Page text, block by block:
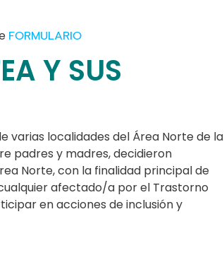
FORMULARIO
Y SUS
varias localidades del Área Norte de la
padres y madres, decidieron
Norte, con la finalidad principal de
afectado/a por el Trastorno
en acciones de inclusión y